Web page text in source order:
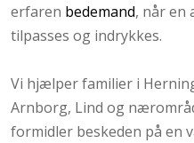
erfaren bedemand, når en
tilpasses og indrykkes.
Vi hjælper familier i
Arnborg, Lind og
formidler beskeden på en